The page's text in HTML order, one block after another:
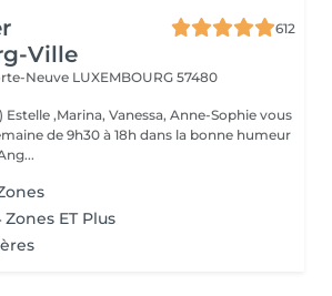
Ville
612
Neuve LUXEMBOURG 57480
Estelle ,Marina, Vanessa, Anne-Sophie vous
de 9h30 à 18h dans la bonne humeur
Zones ET Plus